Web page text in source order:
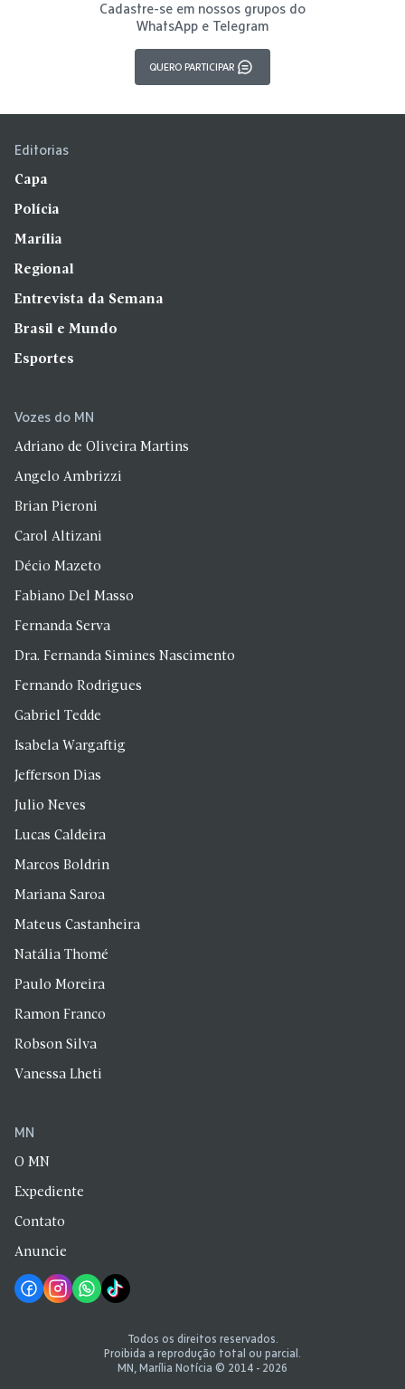
Cadastre-se em nossos grupos do
WhatsApp e Telegram
QUERO PARTICIPAR
Editorias
Capa
Polícia
Marília
Regional
Entrevista da Semana
Brasil e Mundo
Esportes
Vozes do MN
Adriano de Oliveira Martins
Angelo Ambrizzi
Brian Pieroni
Carol Altizani
Décio Mazeto
Fabiano Del Masso
Fernanda Serva
Dra. Fernanda Simines Nascimento
Fernando Rodrigues
Gabriel Tedde
Isabela Wargaftig
Jefferson Dias
Julio Neves
Lucas Caldeira
Marcos Boldrin
Mariana Saroa
Mateus Castanheira
Natália Thomé
Paulo Moreira
Ramon Franco
Robson Silva
Vanessa Lheti
MN
O MN
Expediente
Contato
Anuncie
Todos os direitos reservados.
Proibida a reprodução total ou parcial.
MN, Marília Notícia © 2014 - 2026